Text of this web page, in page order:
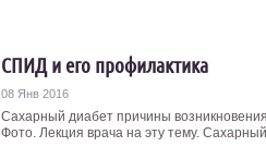
СПИД и его профилактика
08 Янв 2016
Сахарный диабет причины
Фото. Лекция врача на эту тему.